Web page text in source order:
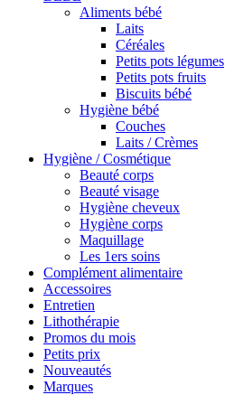
Aliments bébé
Laits
Céréales
Petits pots légumes
Petits pots fruits
Biscuits bébé
Hygiène bébé
Couches
Laits / Crèmes
Hygiène / Cosmétique
Beauté corps
Beauté visage
Hygiène cheveux
Hygiène corps
Maquillage
Les 1ers soins
Complément alimentaire
Accessoires
Entretien
Lithothérapie
Promos du mois
Petits prix
Nouveautés
Marques